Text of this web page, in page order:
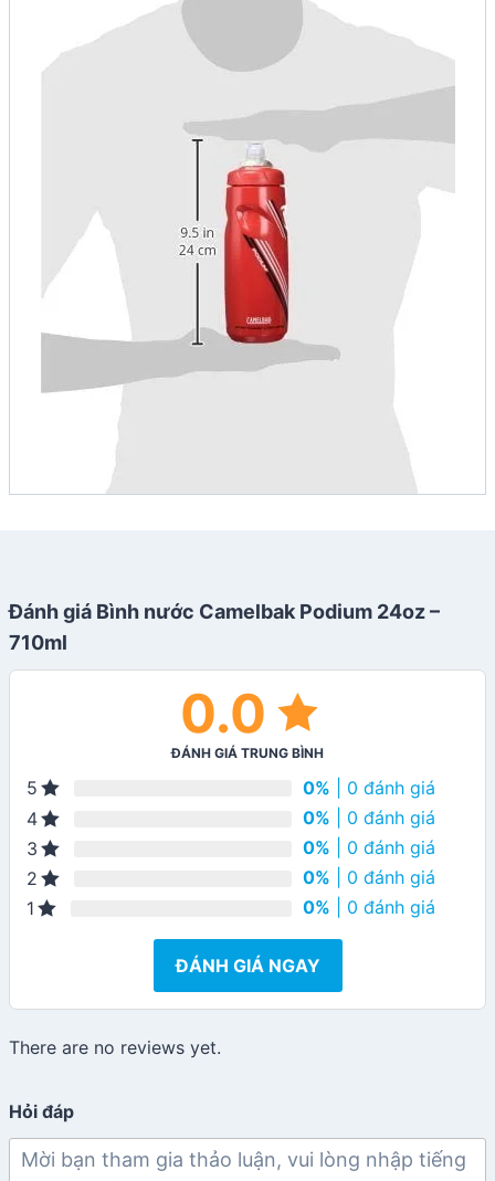
Đánh giá Bình nước Camelbak Podium 24oz –
710ml
0.0
ĐÁNH GIÁ TRUNG BÌNH
5 0% | 0 đánh giá
4
0% | 0 đánh giá
3
0% | 0 đánh giá
2
0% | 0 đánh giá
1
0% | 0 đánh giá
ĐÁNH GIÁ NGAY
There are no reviews yet.
Hỏi đáp